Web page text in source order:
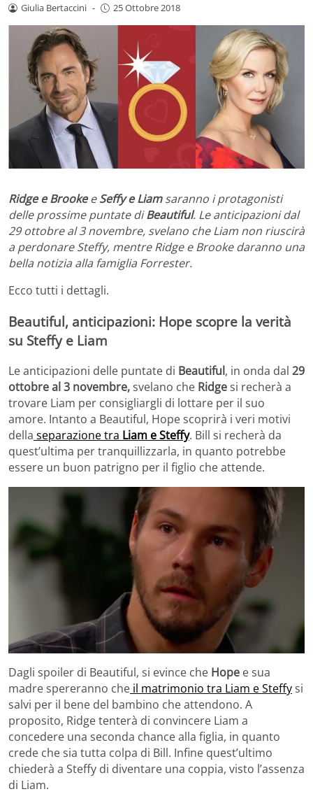
Giulia Bertaccini - 25 Ottobre 2018
Ridge e BrookeeSeffy e Liamsaranno i protagonisti
delle prossime puntate diBeautiful. Le anticipazioni dal
29 ottobre al 3 novembre, svelano che Liam non riuscirà
a perdonare Steffy, mentre Ridge e Brooke daranno una
bella notizia alla famiglia Forrester.
Ecco tutti i dettagli.
Beautiful, anticipazioni: Hope scopre la verità
su Steffy e Liam
Le anticipazioni delle puntate di Beautiful, in onda dal 29
ottobre al 3 novembre,svelano che Ridgesi recherà a
trovare Liam per consigliargli di lottare per il suo
amore. Intanto a Beautiful, Hope scoprirà i veri motivi
della separazione tra Liam e Steffy. Bill si recherà da
quest’ultima per tranquillizzarla, in quanto potrebbe
essere un buon patrigno per il figlio che attende.
Dagli spoiler di Beautiful, si evince che Hope e sua
madre spereranno che il matrimonio tra Liam e Steffysi
salvi per il bene del bambino che attendono. A
proposito, Ridge tenterà di convincere Liam a
concedere una seconda chance alla figlia, in quanto
crede che sia tutta colpa di Bill. Infine quest’ultimo
chiederà a Steffy di diventare una coppia, visto l’assenza
di Liam.